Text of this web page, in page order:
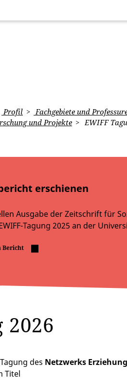
Profil Fachgebiete und
und Projekte EWIFF
erschienen
Ausgabe der Zeitschrift für
Tagung 2025 an der
Bericht
2026
des Netzwerks
Titel